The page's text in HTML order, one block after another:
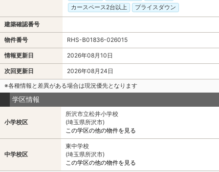
カースペース2台以上
プライスダウン
建築確認番号
物件番号 RHS-B01836-026015
情報更新日 2026年08月10日
次回更新日
2026年08月24日
※各種情報と差異がある場合は現況優先となります
学区情報
小学校区
所沢市立松井小学校
(埼玉県所沢市)
この学区の他の物件を見る
中学校区
東中学校
(埼玉県所沢市)
この学区の他の物件を見る